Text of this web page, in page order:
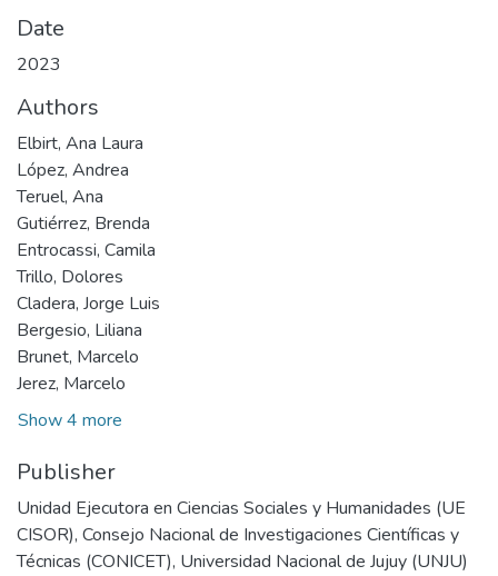
Date
2023
Authors
Elbirt, Ana Laura
López, Andrea
Teruel, Ana
Gutiérrez, Brenda
Entrocassi, Camila
Trillo, Dolores
Cladera, Jorge Luis
Bergesio, Liliana
Brunet, Marcelo
Jerez, Marcelo
Show 4 more
Publisher
Unidad Ejecutora en Ciencias Sociales y Humanidades (UE
CISOR), Consejo Nacional de Investigaciones Científicas y
Técnicas (CONICET), Universidad Nacional de Jujuy (UNJU)